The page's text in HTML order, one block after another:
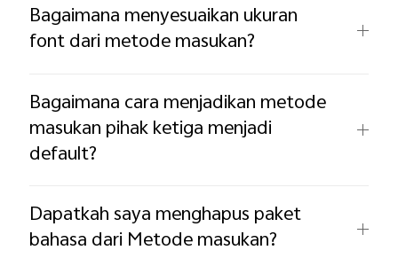
Bagaimana menyesuaikan ukuran
font dari metode masukan?
Bagaimana cara menjadikan metode
masukan pihak ketiga menjadi
default?
Dapatkah saya menghapus paket
bahasa dari Metode masukan?